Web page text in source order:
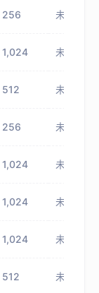
256 未知
1,024 未知
512 未知
256 未知
1,024 未知
1,024 未知
1,024 未知
512 未知